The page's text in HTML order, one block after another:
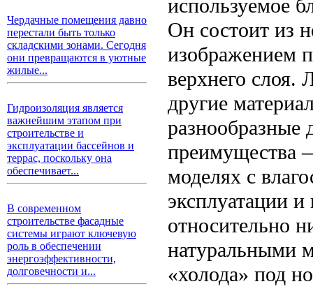
Чердачные помещения давно
перестали быть только
складскими зонами. Сегодня
они превращаются в уютные
жилые...
Гидроизоляция является
важнейшим этапом при
строительстве и
эксплуатации бассейнов и
террас, поскольку она
обеспечивает...
В современном
строительстве фасадные
системы играют ключевую
роль в обеспечении
энергоэффективности,
долговечности и...
используемое
Он состоит из
изображением
верхнего слоя.
другие
разнообразные
преимущества
моделях с
эксплуатации
относительно
натуральными
«холода» под